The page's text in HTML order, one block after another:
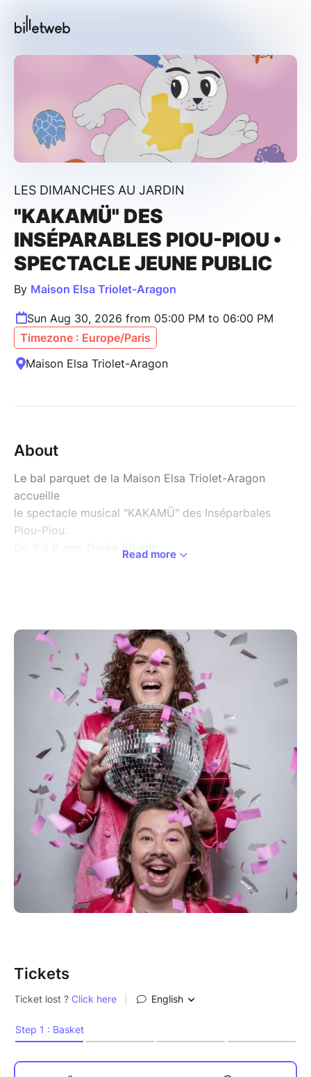
LES DIMANCHES AU JARDIN
"KAKAMÜ" DES
INSÉPARABLES PIOU-PIOU •
SPECTACLE JEUNE PUBLIC
By Maison Elsa Triolet-Aragon
Sun Aug 30, 2026 from 05:00 PM to 06:00 PM
Timezone : Europe/Paris
Maison Elsa Triolet-Aragon
About
Le bal parquet de la Maison Elsa Triolet-Aragon
accueille
le spectacle musical "KAKAMÜ" des Inséparbales
Piou-Piou.
De 3 à 8 ans. Durée 50 min.
étranges et musicales, il rencontre des êtres
singuliers, reçoit des sons et des émotions, et
apprend à transformer sa fragilité en force. Chaque
étape le rend plus lumineux, plus musical, jusqu’à ce
qu’il devienne… lui-même.
En partenariat avec l’Usine à Chapeaux de
Rambouillet.
Projet accompagné par RAMDAM dans le cadre du
dépot Salles Mômes
Avec le soutien de l’Usine à Chapeaux, la
Cartonnerie, Le Silo, MJC Contre Courant. Egalement
en tournée des récrées avec l’Espace Django
Read more
Tickets